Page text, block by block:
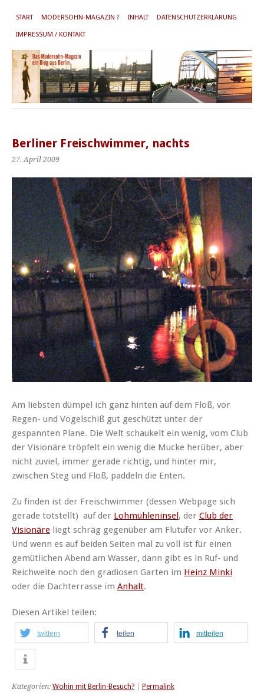
START MODERSOHN-MAGAZIN ? INHALT DATENSCHUTZERKLÄRUNG
IMPRESSUM / KONTAKT
Berliner Freischwimmer, nachts
27. April 2009
Am liebsten dümpel ich ganz hinten auf dem Floß, vor
Regen- und Vogelschiß gut geschützt unter der
gespannten Plane. Die Welt schaukelt ein wenig, vom Club
der Visionäre tröpfelt ein wenig die Mucke herüber, aber
nicht zuviel, immer gerade richtig, und hinter mir,
zwischen Steg und Floß, paddeln die Enten.
Zu finden ist der Freischwimmer (dessen Webpage sich
gerade totstellt) auf der Lohmühleninsel, der Club der
Visionäre liegt schräg gegenüber am Flutufer vor Anker.
Und wenn es auf beiden Seiten mal zu voll ist für einen
gemütlichen Abend am Wasser, dann gibt es in Ruf- und
Reichweite noch den gradiosen Garten im Heinz Minki
oder die Dachterrasse im Anhalt.
Diesen Artikel teilen:
twittern teilen mitteilen
Kategorien: Wohin mit Berlin-Besuch? Permalink